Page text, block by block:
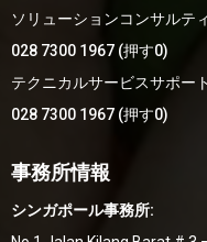
ソリューションコンサルテ
028 7300 1967 (押す0)
テクニカルサービスサポート
028 7300 1967 (押す0)
事務所情報
シンガポール事務所: